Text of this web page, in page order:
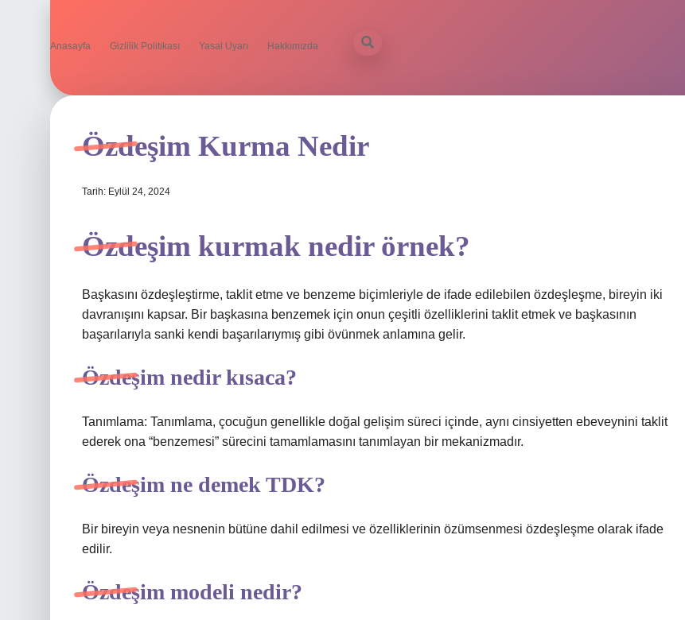
Anasayfa Gizlilik Politikası Yasal Uyarı Hakkımızda
Özdeşim Kurma Nedir
Tarih: Eylül 24, 2024
Özdeşim kurmak nedir örnek?
Başkasını özdeşleştirme, taklit etme ve benzeme biçimleriyle de ifade edilebilen özdeşleşme, bireyin iki
davranışını kapsar. Bir başkasına benzemek için onun çeşitli özelliklerini taklit etmek ve başkasının
başarılarıyla sanki kendi başarılarıymış gibi övünmek anlamına gelir.
Özdeşim nedir kısaca?
Tanımlama: Tanımlama, çocuğun genellikle doğal gelişim süreci içinde, aynı cinsiyetten ebeveynini taklit
ederek ona “benzemesi” sürecini tamamlamasını tanımlayan bir mekanizmadır.
Özdeşim ne demek TDK?
Bir bireyin veya nesnenin bütüne dahil edilmesi ve özelliklerinin özümsenmesi özdeşleşme olarak ifade
edilir.
Özdeşim modeli nedir?